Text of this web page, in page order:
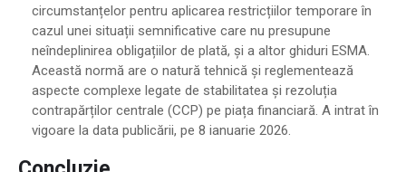
circumstanțelor pentru aplicarea restricțiilor temporare în
cazul unei situații semnificative care nu presupune
neîndeplinirea obligațiilor de plată, și a altor ghiduri ESMA.
Această normă are o natură tehnică și reglementează
aspecte complexe legate de stabilitatea și rezoluția
contrapărților centrale (CCP) pe piața financiară. A intrat în
vigoare la data publicării, pe 8 ianuarie 2026.